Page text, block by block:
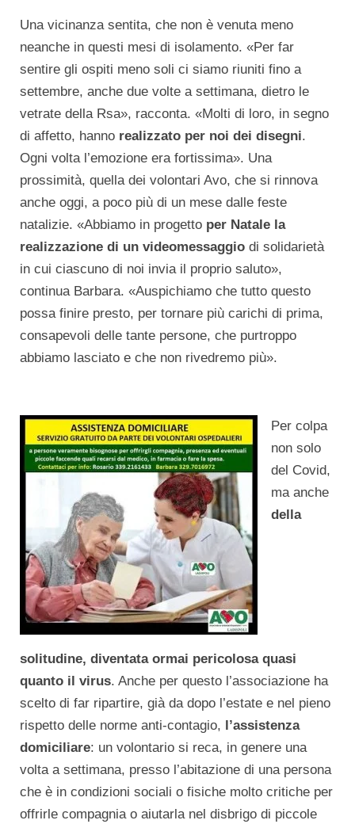
Una vicinanza sentita, che non è venuta meno
neanche in questi mesi di isolamento. «Per far
sentire gli ospiti meno soli ci siamo riuniti fino a
settembre, anche due volte a settimana, dietro le
vetrate della Rsa», racconta. «Molti di loro, in segno
di affetto, hanno realizzato per noi dei disegni.
Ogni volta l’emozione era fortissima». Una
prossimità, quella dei volontari Avo, che si rinnova
anche oggi, a poco più di un mese dalle feste
natalizie. «Abbiamo in progetto per Natale la
realizzazione di un videomessaggio di solidarietà
in cui ciascuno di noi invia il proprio saluto»,
continua Barbara. «Auspichiamo che tutto questo
possa finire presto, per tornare più carichi di prima,
consapevoli delle tante persone, che purtroppo
abbiamo lasciato e che non rivedremo più».
Per colpa
non solo
del Covid,
ma anche
della
solitudine, diventata ormai pericolosa quasi
quanto il virus. Anche per questo l’associazione ha
scelto di far ripartire, già da dopo l’estate e nel pieno
rispetto delle norme anti-contagio, l’assistenza
domiciliare: un volontario si reca, in genere una
volta a settimana, presso l’abitazione di una persona
che è in condizioni sociali o fisiche molto critiche per
offrirle compagnia o aiutarla nel disbrigo di piccole